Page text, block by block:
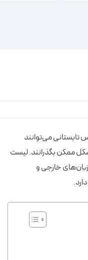
تابستانی می‌توانند
ممکن بگذرانند. لیست
خارجی و